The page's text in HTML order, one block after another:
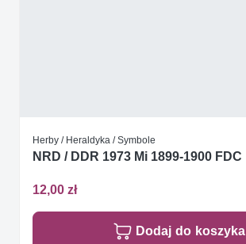
Herby / Heraldyka / Symbole
NRD / DDR 1973 Mi 1899-1900 FDC
12,00 zł
Dodaj do koszyka